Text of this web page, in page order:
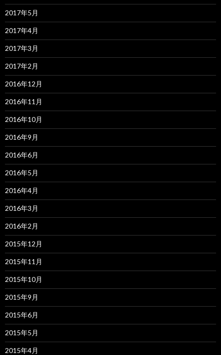
2017年5月
2017年4月
2017年3月
2017年2月
2016年12月
2016年11月
2016年10月
2016年9月
2016年6月
2016年5月
2016年4月
2016年3月
2016年2月
2015年12月
2015年11月
2015年10月
2015年9月
2015年6月
2015年5月
2015年4月